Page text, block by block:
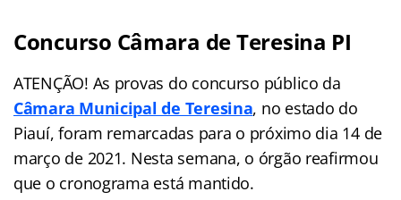
Concurso Câmara de Teresina PI
ATENÇÃO! As provas do concurso público da
Câmara Municipal de Teresina, no estado do
Piauí, foram remarcadas para o próximo dia 14 de
março de 2021. Nesta semana, o órgão reafirmou
que o cronograma está mantido.